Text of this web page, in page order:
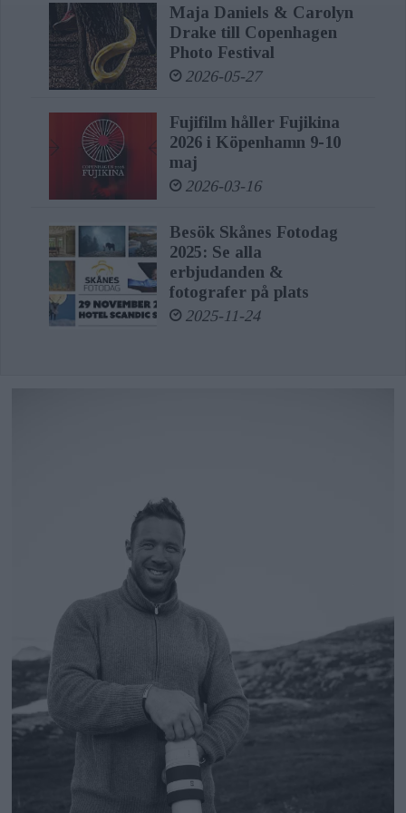
subject recognition, and efficient
workflow. This is a distinct tool for
professionals ranging from
portraiture, wedding photography,
wildlife, and sports.”
and increasing AI, the ability to
authenticate a photograph is now
more critical than ever before. Images
captured with the Alpha 1 II will be
generated fakes.
High-resolution, speed, and AI
combination
The Alpha 1 II produces high-
resolution images with a wide
dynamic range through the
combination of the full-frame Exmor
RS® stacked CMOS sensor with approx.
50.1 effective MP resolution and the
Maja Daniels & Carolyn
Drake till Copenhagen
Photo Festival
2026-05-27
Fujifilm håller Fujikina
2026 i Köpenhamn 9-10
maj
2026-03-16
Besök Skånes Fotodag
2025: Se alla
erbjudanden &
fotografer på plats
2025-11-24